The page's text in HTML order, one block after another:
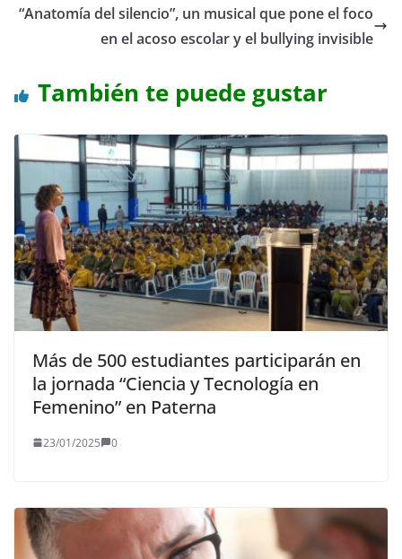
“Anatomía del silencio”, un musical que pone el foco
en el acoso escolar y el bullying invisible
También te puede gustar
Más de 500 estudiantes participarán en
la jornada “Ciencia y Tecnología en
Femenino” en Paterna
23/01/2025 0